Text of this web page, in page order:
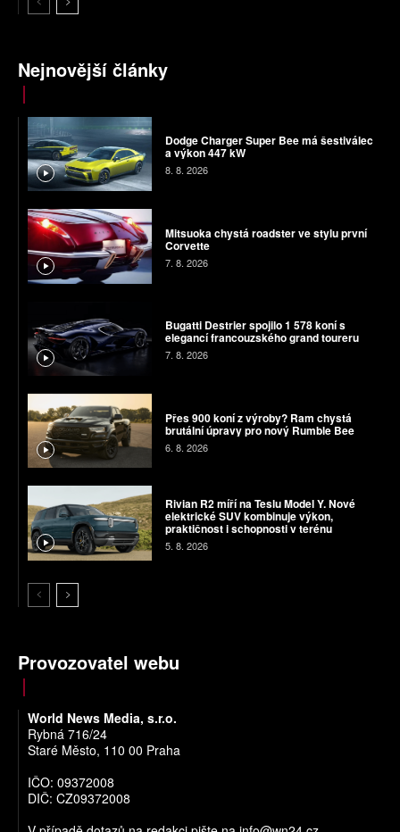
Nejnovější články
Dodge Charger Super Bee má šestiválec
a výkon 447 kW
8. 8. 2026
Mitsuoka chystá roadster ve stylu první
Corvette
7. 8. 2026
Bugatti Destrier spojilo 1 578 koní s
elegancí francouzského grand toureru
7. 8. 2026
Přes 900 koní z výroby? Ram chystá
brutální úpravy pro nový Rumble Bee
6. 8. 2026
Rivian R2 míří na Teslu Model Y. Nové
elektrické SUV kombinuje výkon,
praktičnost i schopnosti v terénu
5. 8. 2026
Provozovatel webu
World News Media, s.r.o.
Rybná 716/24
Staré Město, 110 00 Praha
IČO: 09372008
DIČ: CZ09372008